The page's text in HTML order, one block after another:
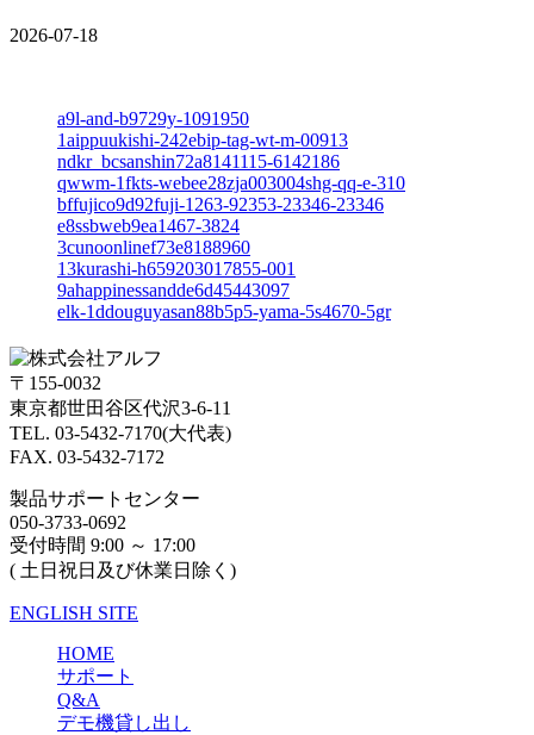
2026-07-18
a9l-and-b9729y-1091950
1aippuukishi-242ebip-tag-wt-m-00913
ndkr_bcsanshin72a8141115-6142186
qwwm-1fkts-webee28zja003004shg-qq-e-310
bffujico9d92fuji-1263-92353-23346-23346
e8ssbweb9ea1467-3824
3cunoonlinef73e8188960
13kurashi-h659203017855-001
9ahappinessandde6d45443097
elk-1ddouguyasan88b5p5-yama-5s4670-5gr
〒155-0032
東京都世田谷区代沢3-6-11
TEL. 03-5432-7170(大代表)
FAX. 03-5432-7172
製品サポートセンター
050-3733-0692
受付時間 9:00 ～ 17:00
( 土日祝日及び休業日除く)
ENGLISH SITE
HOME
サポート
Q&A
デモ機貸し出し